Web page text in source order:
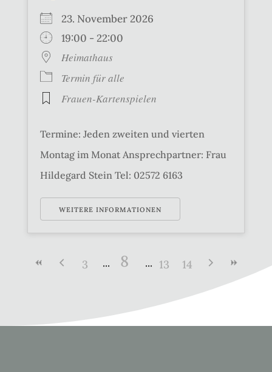
23. November 2026
19:00 - 22:00
Heimathaus
Termin für alle
Frauen-Kartenspielen
Termine: Jeden zweiten und vierten
Montag im Monat Ansprechpartner: Frau
Hildegard Stein Tel: 02572 6163
WEITERE INFORMATIONEN
3 8 13 14